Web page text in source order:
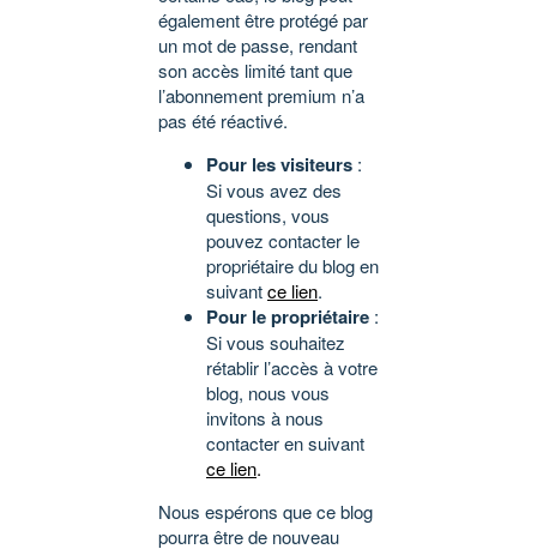
également être protégé par
un mot de passe, rendant
son accès limité tant que
l’abonnement premium n’a
pas été réactivé.
Pour les visiteurs :
Si vous avez des
questions, vous
pouvez contacter le
propriétaire du blog en
suivantce lien.
Pour le propriétaire :
Si vous souhaitez
rétablir l’accès à votre
blog, nous vous
invitons à nous
contacter en suivant
ce lien.
Nous espérons que ce blog
pourra être de nouveau